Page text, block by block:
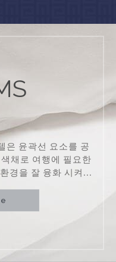
은 윤곽선 요소를 공
채로 여행에 필요한
경을 잘 융화 시켜...